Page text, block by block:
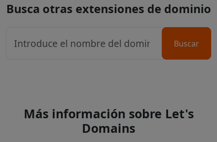
Busca otras extensiones de dominio
Buscar